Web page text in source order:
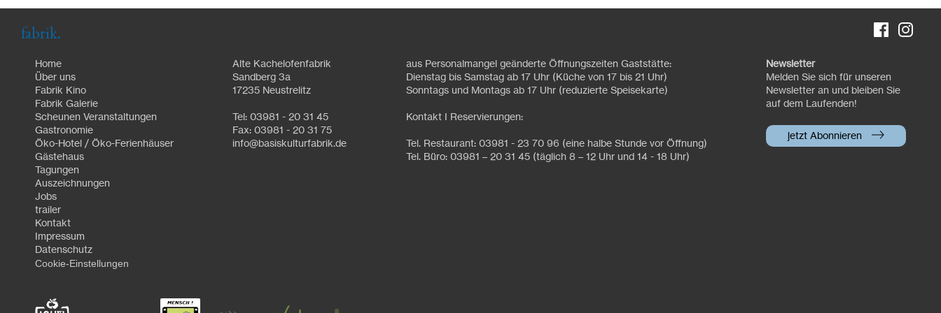
fabrik.
Home
Über uns
Fabrik Kino
Fabrik Galerie
Scheunen Veranstaltungen
Gastronomie
Öko-Hotel / Öko-Ferienhäuser
Gästehaus
Tagungen
Auszeichnungen
Jobs
trailer
Kontakt
Impressum
Datenschutz
Cookie-Einstellungen
Alte Kachelofenfabrik
Sandberg 3a
17235 Neustrelitz
Tel: 03981 - 20 31 45
Fax: 03981 - 20 31 75
info@basiskulturfabrik.de
aus Personalmangel geänderte Öffnungszeiten Gaststätte:
Dienstag bis Samstag ab 17 Uhr (Küche von 17 bis 21 Uhr)
Sonntags und Montags ab 17 Uhr (reduzierte Speisekarte)
Kontakt I Reservierungen:
Tel. Restaurant: 03981 - 23 70 96 (eine halbe Stunde vor Öffnung)
Tel. Büro: 03981 – 20 31 45 (täglich 8 – 12 Uhr und 14 - 18 Uhr)
Newsletter
Melden Sie sich für unseren
Newsletter an und bleiben Sie
auf dem Laufenden!
jetzt Abonnieren